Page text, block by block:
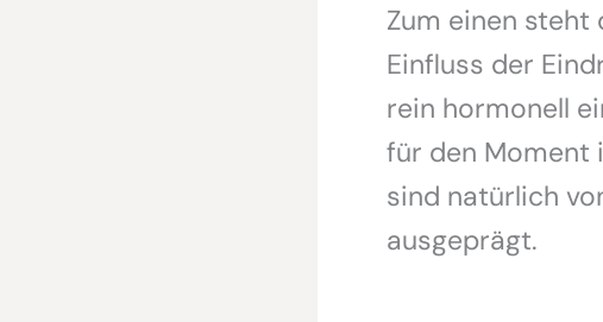
Zum einen
Einfluss der
rein hormonell
für den Moment
sind natürlich
ausgeprägt.